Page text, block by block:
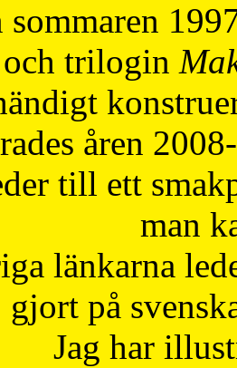
sommaren
och trilogin
åren
till ett
man
länkarna
gjort på
Jag har